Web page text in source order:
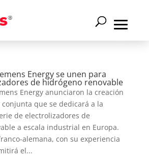
Energy se unen para
de hidrógeno renovable
Energy anunciaron la creación
que se dedicará a la
de electrolizadores de
a escala industrial en Europa.
alemana, con su experiencia
el...